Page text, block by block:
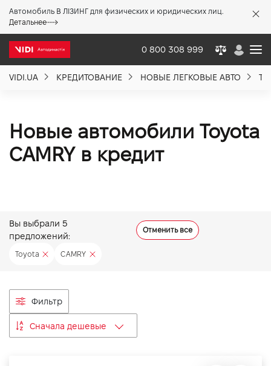
Автомобиль В ЛІЗИНГ для физических и юридических лиц.
Детальнее
0 800 308 999
VIDI.UA КРЕДИТОВАНИЕ НОВЫЕ ЛЕГКОВЫЕ АВТО
Новые автомобили Toyota
CAMRY в кредит
Вы выбрали 5
предложений:
Отменить все
Toyota CAMRY
Фильтр
Сначала дешевые
Акции %
Новости